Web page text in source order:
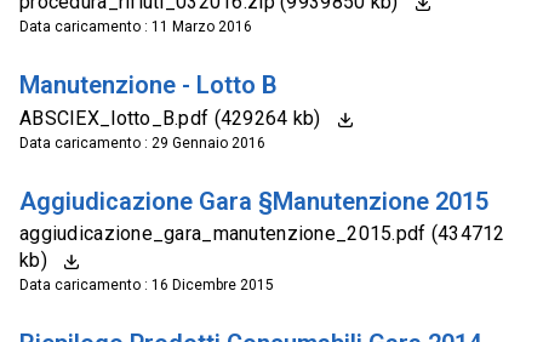
Data caricamento : 11 Marzo 2016
Manutenzione - Lotto B
ABSCIEX_lotto_B.pdf (429264 kb)
Data caricamento : 29 Gennaio 2016
Aggiudicazione Gara §Manutenzione 2015
aggiudicazione_gara_manutenzione_2015.pdf (434712
kb)
Data caricamento : 16 Dicembre 2015